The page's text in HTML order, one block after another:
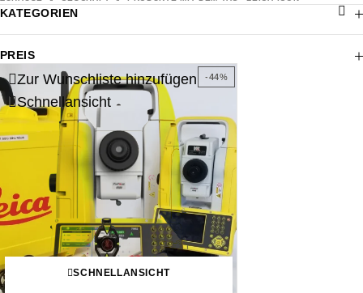
KATEGORIEN
PREIS
-44%
Zur Wunschliste hinzufügen
Schnellansicht
SCHNELLANSICHT